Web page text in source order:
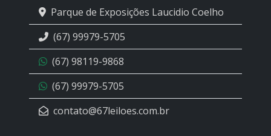
Parque de Exposições Laucidio Coelho
(67) 99979-5705
(67) 98119-9868
(67) 99979-5705
contato@67leiloes.com.br